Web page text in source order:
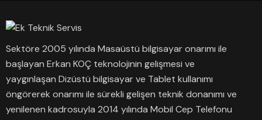
Sektöre 2005 yılında Masaüstü bilgisayar onarımı ile
başlayan Erkan KOÇ teknolojinin gelişmesi ve
yaygınlaşan Dizüstü bilgisayar ve Tablet kullanımı
öngörerek onarımı ile sürekli gelişen teknik donanımı ve
yenilenen kadrosuyla 2014 yılında Mobil Cep Telefonu